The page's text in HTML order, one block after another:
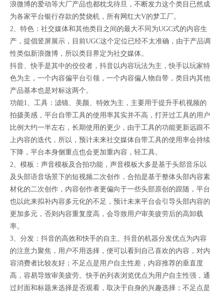
浪微博的爱动等大厂产品也都枕戈待旦，不断发力这个类目已然成
为各家平台银行存款的焚烧机，所有网红大V的梦工厂。
2、特色：社交媒体和其他类目之间的最大不同为UGC式的内容生
产，提倡竖屏展示，目前UGC这个定位已经不太准确，由于产品调
性类似新浪微博，所以类目界定为社交媒体。
抖音、快手是其中的佼佼者，抖音以内容玩法为主，快手以玩家特
色为主，一个内容偏平台引领，一个内容偏人物自带，类目内其他
产品基本也是对标这两个。
功能1、工具：滤镜、美颜、特效为主，主要用于提升手机视频的
拍摄美感，平台自带工具的使用率其实并不高，打开过工具的用户
比例大约一半左右，长期使用的更少，由于工具的功能更新远跟不
上内容的迭代，所以，预计未来社交媒体自带工具的使用率会持续
下降，平台本身侧重点也会更加重内容，轻工具。
2、模板：声音模板及合拍功能，声音模板大多是基于头部音乐以
及头部语音场景下的短视频二次创作，合拍是基于整体头部内容素
材化的二次创作，内容创作者更偏向于一些头部原创的跟随，平台
也以此来拟补内容多元化的不足，预计未来平台会引导头部内容的
更加多元，否则内容重复度高，会导致用户审美疲劳后的高卸载
率。
3、分发：抖音的高效和快手的自主。抖音的机器分发优点为内容
的注意力聚焦，用户不用选择，便可以看到自己喜欢的内容，对内
容消费者比较友好；不足点是用户自主性差，内容推荐的垂直度
高，容易导致审美疲劳。快手的列表浏览优点为用户自主性强，通
过封面和标题来选择是否观看，取决于自身的兴趣选择；不足点是